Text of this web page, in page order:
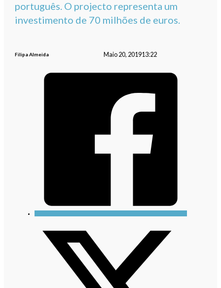
português. O projecto representa um
investimento de 70 milhões de euros.
Filipa Almeida Maio 20, 201913:22